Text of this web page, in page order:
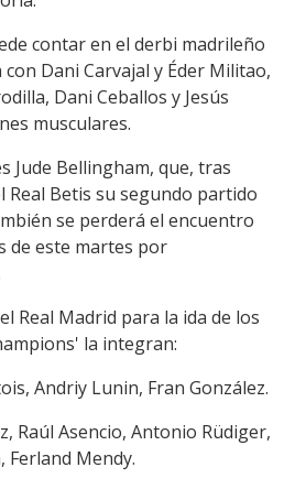
contar en el derbi madrileño
Dani Carvajal y Éder Militao,
Dani Ceballos y Jesús
musculares.
Jude Bellingham, que, tras
Real Betis su segundo partido
se perderá el encuentro
de este martes por
Real Madrid para la ida de los
la integran:
Andriy Lunin, Fran González.
Raúl Asencio, Antonio Rüdiger,
Ferland Mendy.